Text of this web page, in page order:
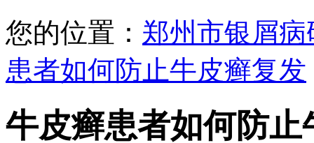
您的位置： 郑州市银屑病
患者如何防止牛皮癣复发
牛皮癣患者如何防止